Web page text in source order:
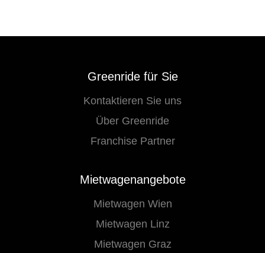
Greenride für Sie
Kontaktieren Sie uns
Über Greenride
Franchise Partner
Mietwagenangebote
Mietwagen Wien
Mietwagen Linz
Mietwagen Graz